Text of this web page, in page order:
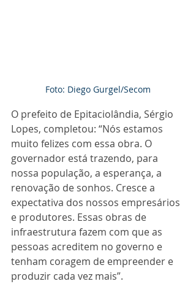
Foto: Diego Gurgel/Secom
O prefeito de Epitaciolândia, Sérgio
Lopes, completou: “Nós estamos
muito felizes com essa obra. O
governador está trazendo, para
nossa população, a esperança, a
renovação de sonhos. Cresce a
expectativa dos nossos empresários
e produtores. Essas obras de
infraestrutura fazem com que as
pessoas acreditem no governo e
tenham coragem de empreender e
produzir cada vez mais”.